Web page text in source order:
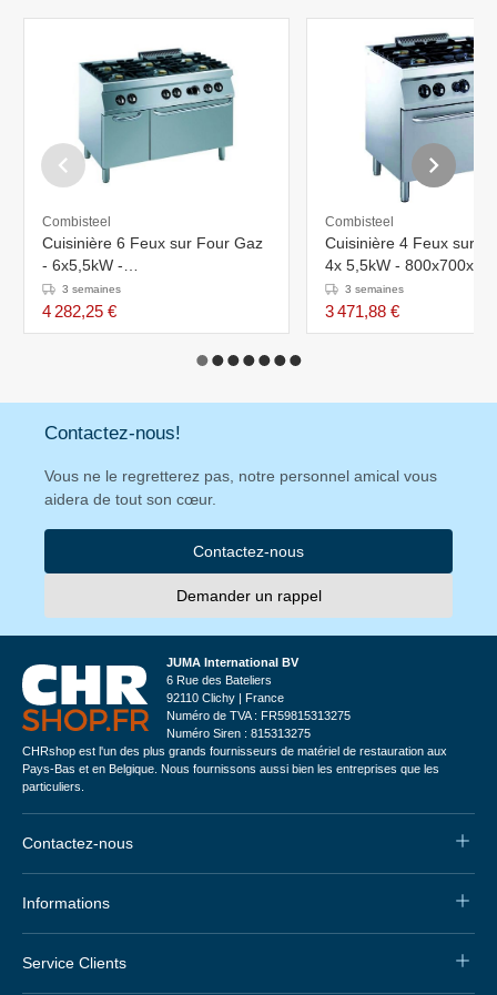
Combisteel
Cuisinière 6 Feux sur Four Gaz
- 6x5,5kW -
1200x700x900(h)mm
3 semaines
4 282,25 €
Combisteel
Cuisinière 4 Feux sur
4x 5,5kW -
3 semaines
3 471,88 €
Contactez-nous!
Vous ne le regretterez pas, notre personnel amical vous
aidera de tout son cœur.
Contactez-nous
Demander un rappel
JUMA International BV
6 Rue des Bateliers
92110 Clichy | France
Numéro de TVA : FR59815313275
Numéro Siren : 815313275
CHRshop est l'un des plus grands fournisseurs de matériel de restauration aux
Pays-Bas et en Belgique. Nous fournissons aussi bien les entreprises que les
particuliers.
Contactez-nous
Informations
Service Clients